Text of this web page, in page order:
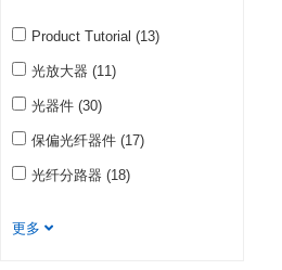
Product Tutorial (13)
光放大器 (11)
光器件 (30)
保偏光纤器件 (17)
光纤分路器 (18)
更多